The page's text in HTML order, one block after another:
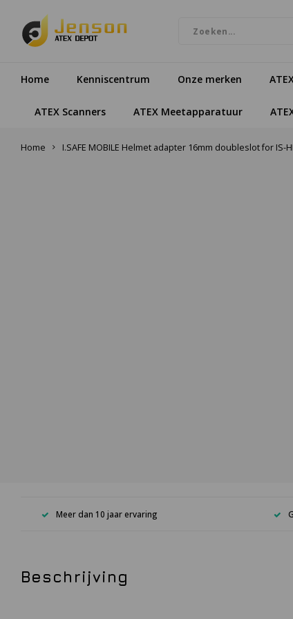
Home Kenniscentrum Onze merken
ATEX Scanners ATEX Meetapparatuur
Home I.SAFE MOBILE Helmet adapter 16mm doubleslot for IS-
Meer dan 10 jaar ervaring
Beschrijving